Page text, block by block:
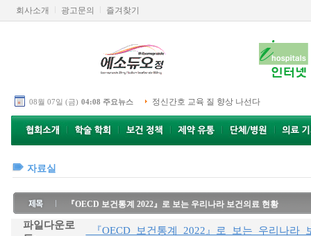
회사소개 광고문의 즐겨찾기
08월 07일 (금) 04:08 주요뉴스 정신간호 교육 질 향상 나선다
자료실
『OECD 보건통계 2022』로 보는 우리나라 보건의료 현황
파일다운로
_『OECD_보건통계_2022』로_보는_우리나라